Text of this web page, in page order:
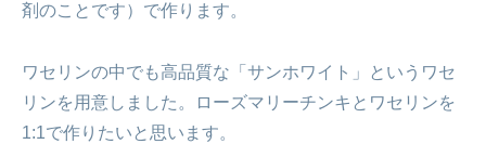
剤のことです）で作ります。
ワセリンの中でも高品質な「サンホワイト」というワセ
リンを用意しました。ローズマリーチンキとワセリンを
1:1で作りたいと思います。